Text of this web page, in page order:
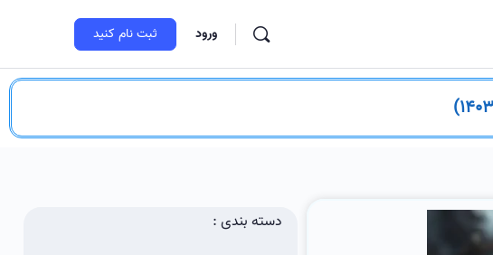
ورود ثبت‌ نام کنید
دسته بندی :